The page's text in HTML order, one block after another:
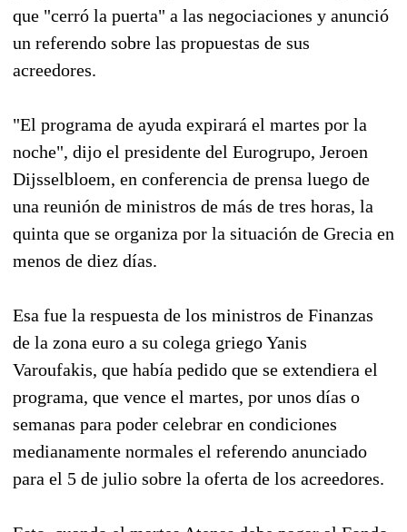
que "cerró la puerta" a las negociaciones y anunció
un referendo sobre las propuestas de sus
acreedores.
"El programa de ayuda expirará el martes por la
noche", dijo el presidente del Eurogrupo, Jeroen
Dijsselbloem, en conferencia de prensa luego de
una reunión de ministros de más de tres horas, la
quinta que se organiza por la situación de Grecia en
menos de diez días.
Esa fue la respuesta de los ministros de Finanzas
de la zona euro a su colega griego Yanis
Varoufakis, que había pedido que se extendiera el
programa, que vence el martes, por unos días o
semanas para poder celebrar en condiciones
medianamente normales el referendo anunciado
para el 5 de julio sobre la oferta de los acreedores.